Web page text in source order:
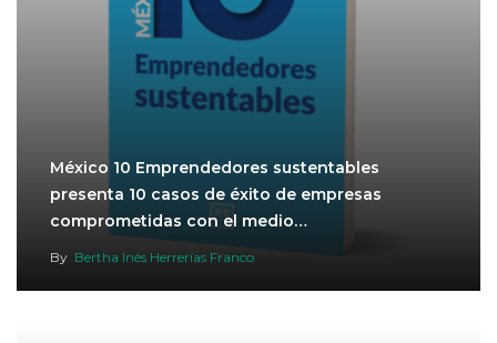
México 10 Emprendedores sustentables
presenta 10 casos de éxito de empresas
comprometidas con el medio…
By Bertha Inés Herrerías Franco